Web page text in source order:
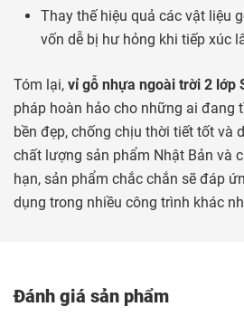
Thay thế hiệu quả các vật liệu
vốn dễ bị hư hỏng khi tiếp xúc
Tóm lại, vỉ gỗ nhựa ngoài trời 2 lớp
pháp hoàn hảo cho những ai đang
bền đẹp, chống chịu thời tiết tốt và
chất lượng sản phẩm Nhật Bản và
hạn, sản phẩm chắc chắn sẽ đáp
dụng trong nhiều công trình khác
Đánh giá sản phẩm